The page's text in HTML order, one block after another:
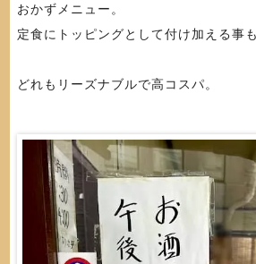
おかずメニュー。
定食にトッピングとして付け加える事
どれもリーズナブルで高コスパ。